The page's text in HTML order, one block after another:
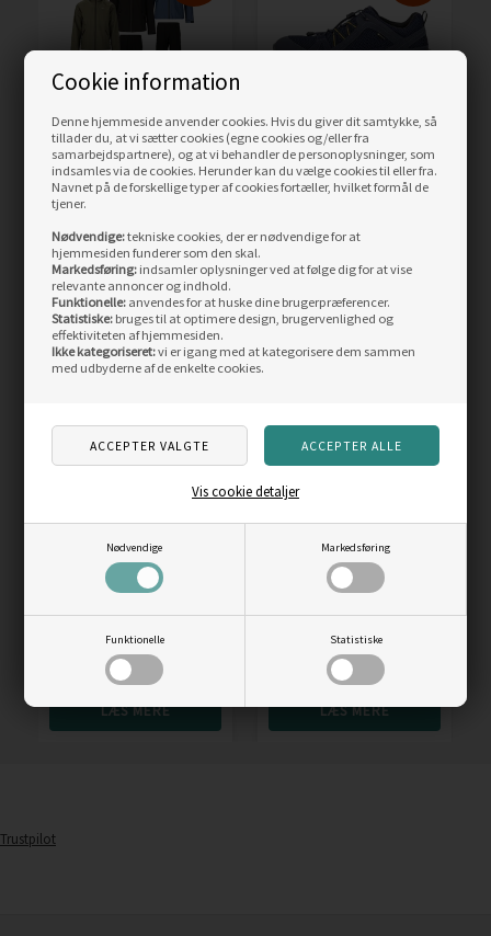
Cookie information
Denne hjemmeside anvender cookies. Hvis du giver dit samtykke, så
tillader du, at vi sætter cookies (egne cookies og/eller fra
samarbejdspartnere), og at vi behandler de personoplysninger, som
indsamles via de cookies. Herunder kan du vælge cookies til eller fra.
Navnet på de forskellige typer af cookies fortæller, hvilket formål de
tjener.
Nødvendige:tekniske cookies, der er nødvendige for at
hjemmesiden funderer som den skal.
Markedsføring: indsamler oplysninger ved at følge dig for at vise
relevante annoncer og indhold.
Funktionelle: anvendes for at huske dine brugerpræferencer.
Statistiske: bruges til at optimere design, brugervenlighed og
effektiviteten af hjemmesiden.
Ikke kategoriseret:vi er igang med at kategorisere dem sammen
med udbyderne af de enkelte cookies.
Nødvendige Markedsføring
Funktionelle Statistiske
Vis cookie detaljer
Weather Report Gust
Herre regnsæt 10.000mm
Vejl. pris
489,00 DKK
LÆS MERE
ECCO Terracruise II Men
GTX, marine/night sky
719,00 DKK
LÆS MERE
SIDST SETE PRODUKTER
pris
Fjällräven Abisko Lite
379,00
DKK
LÆS MERE
pris
Sea to Summit pocket
179,00
DKK
LÆS MERE
Trustpilot